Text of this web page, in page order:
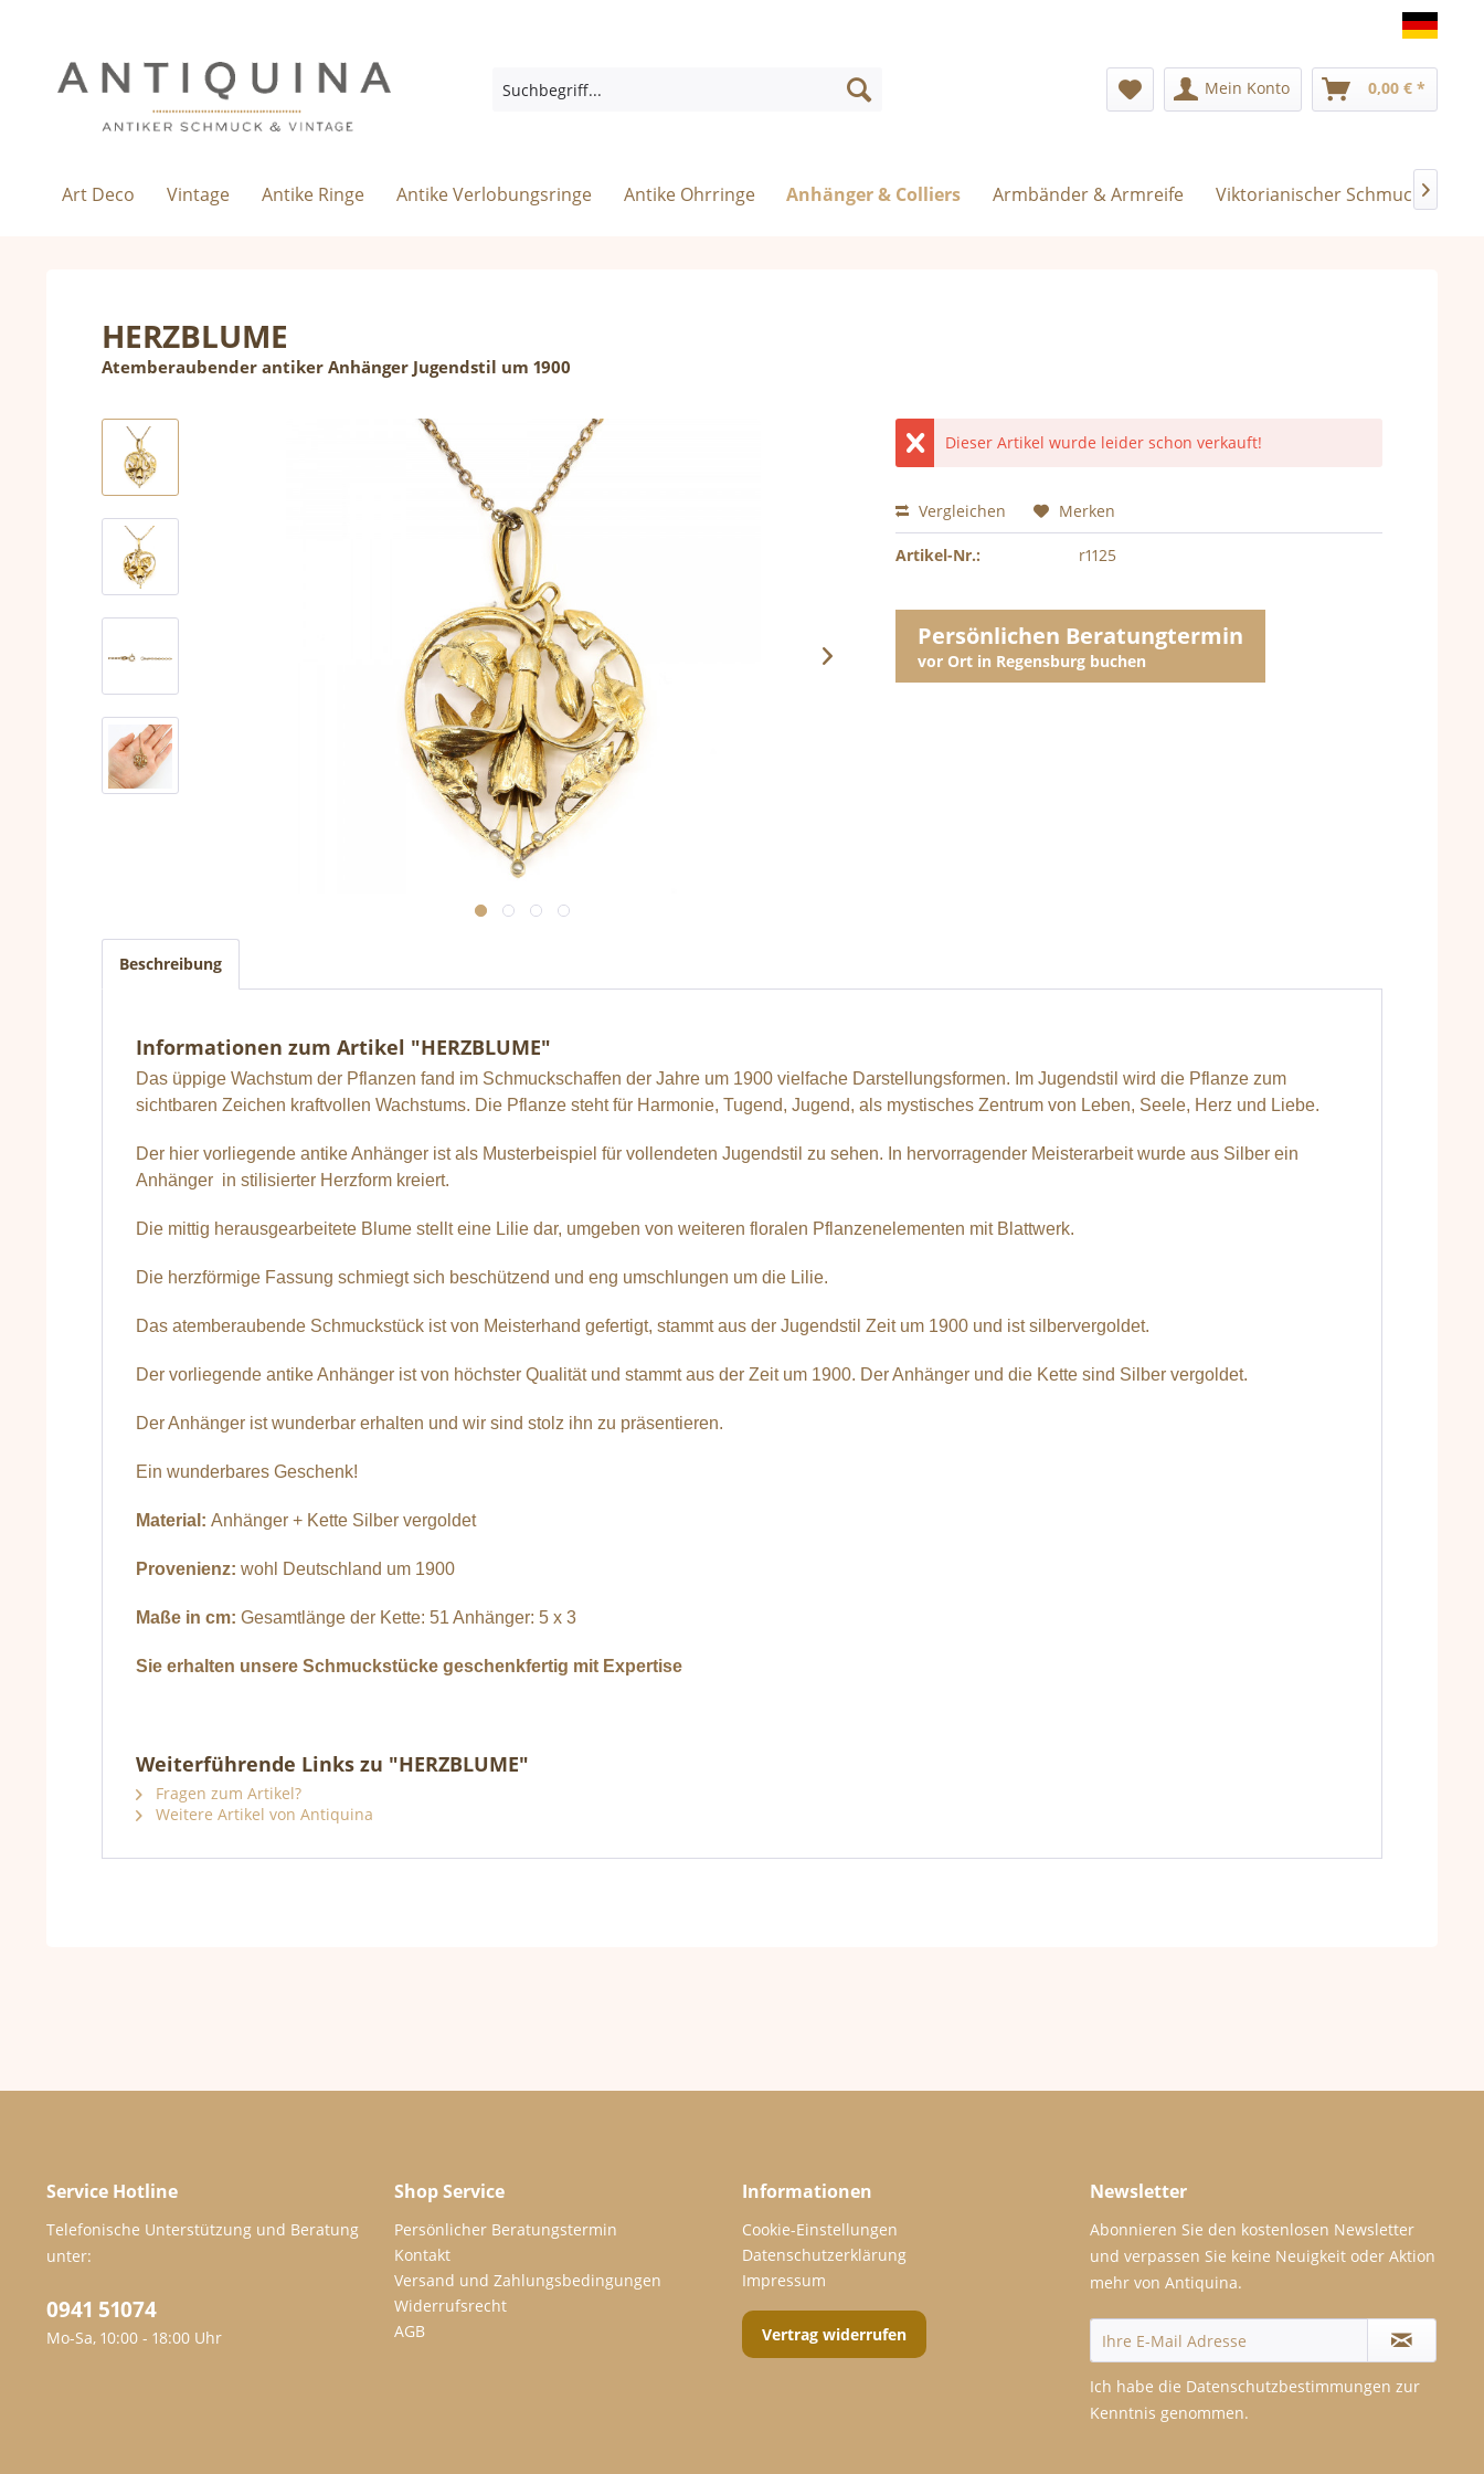
Mein Konto 0,00 € *
Art Deco Vintage Antike Ringe Antike Verlobungsringe Antike Ohrringe Anhänger & Colliers Armbänder & Armreife Viktorianischer Schmuck 
HERZBLUME
Atemberaubender antiker Anhänger Jugendstil um 1900
Dieser Artikel wurde leider schon verkauft!
Vergleichen Merken
Artikel-Nr.: r1125
Persönlichen Beratungtermin
vor Ort in Regensburg buchen
Beschreibung
Informationen zum Artikel "HERZBLUME"
Das üppige Wachstum der Pflanzen fand im Schmuckschaffen der Jahre um 1900 vielfache Darstellungsformen. Im Jugendstil wird die Pflanze zum
sichtbaren Zeichen kraftvollen Wachstums. Die Pflanze steht für Harmonie, Tugend, Jugend, als mystisches Zentrum von Leben, Seele, Herz und Liebe.
Der hier vorliegende antike Anhänger ist als Musterbeispiel für vollendeten Jugendstil zu sehen. In hervorragender Meisterarbeit wurde aus Silber ein
Anhänger in stilisierter Herzform kreiert.
Die mittig herausgearbeitete Blume stellt eine Lilie dar, umgeben von weiteren floralen Pflanzenelementen mit Blattwerk.
Die herzförmige Fassung schmiegt sich beschützend und eng umschlungen um die Lilie.
Das atemberaubende Schmuckstück ist von Meisterhand gefertigt, stammt aus der Jugendstil Zeit um 1900 und ist silbervergoldet.
Der vorliegende antike Anhänger ist von höchster Qualität und stammt aus der Zeit um 1900. Der Anhänger und die Kette sind Silber vergoldet.
Der Anhänger ist wunderbar erhalten und wir sind stolz ihn zu präsentieren.
Ein wunderbares Geschenk!
Material: Anhänger + Kette Silber vergoldet
Provenienz: wohl Deutschland um 1900
Maße in cm: Gesamtlänge der Kette: 51 Anhänger: 5 x 3
Sie erhalten unsere Schmuckstücke geschenkfertig mit Expertise
Weiterführende Links zu "HERZBLUME"
Fragen zum Artikel?
Weitere Artikel von Antiquina
Service Hotline
Telefonische Unterstützung und Beratung
unter:
0941 51074
Mo-Sa, 10:00 - 18:00 Uhr
Shop Service
Persönlicher Beratungstermin
Kontakt
Versand und Zahlungsbedingungen
Widerrufsrecht
AGB
Informationen
Cookie-Einstellungen
Datenschutzerklärung
Impressum
Vertrag widerrufen
Newsletter
Abonnieren Sie den kostenlosen Newsletter
und verpassen Sie keine Neuigkeit oder Aktion
mehr von Antiquina.
Ich habe die Datenschutzbestimmungen zur
Kenntnis genommen.